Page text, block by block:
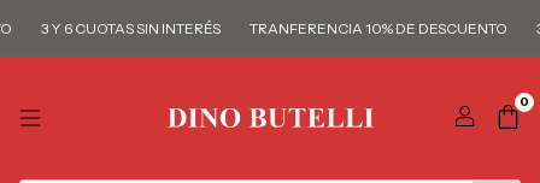
3 Y 6 CUOTAS SIN INTERÉS TRANFERENCIA 10% DE DESCUENTO
0